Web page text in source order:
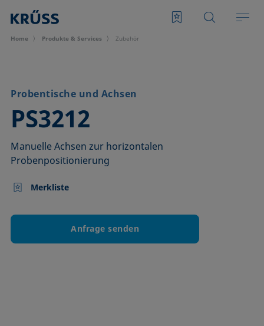
Home Produkte & Services Zubehör
Probentische und Achsen
PS3212
–
Manuelle Achsen zur horizontalen
Probenpositionierung
Merkliste
Anfrage senden